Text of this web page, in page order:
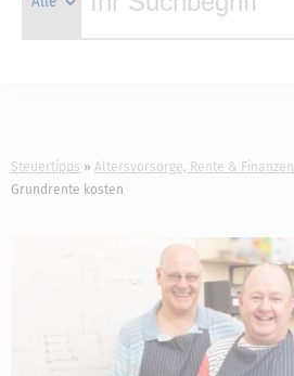
Steuertipps Altersvorsorge, Rente & Finanzen
Grundrente kosten